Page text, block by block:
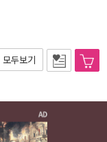
모두보기